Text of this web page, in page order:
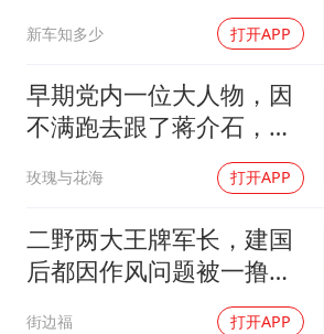
上海大部迎大
新车知多少 打开APP
早期党内一位大人物，因
不满跑去跟了蒋介石，不
玫瑰与花海 打开APP
二野两大王牌军长，建国
后都因作风问题被一撸到
街边福 打开APP